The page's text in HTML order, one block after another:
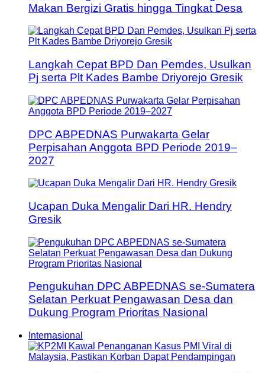
Makan Bergizi Gratis hingga Tingkat Desa
Langkah Cepat BPD Dan Pemdes, Usulkan
Pj serta Plt Kades Bambe Driyorejo Gresik
DPC ABPEDNAS Purwakarta Gelar
Perpisahan Anggota BPD Periode 2019–
2027
Ucapan Duka Mengalir Dari HR. Hendry
Gresik
Pengukuhan DPC ABPEDNAS se-Sumatera
Selatan Perkuat Pengawasan Desa dan
Dukung Program Prioritas Nasional
Internasional